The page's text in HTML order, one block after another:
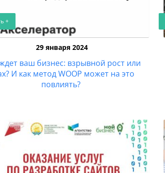
+
29 января 2024
ваш бизнес: взрывной рост или
И как метод WOOP может на это
повлиять?